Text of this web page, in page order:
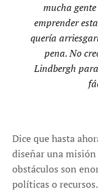
mucha
emprender
quería
pena. No
Lindbergh
Dice que hasta
diseñar una
obstáculos son
políticas o